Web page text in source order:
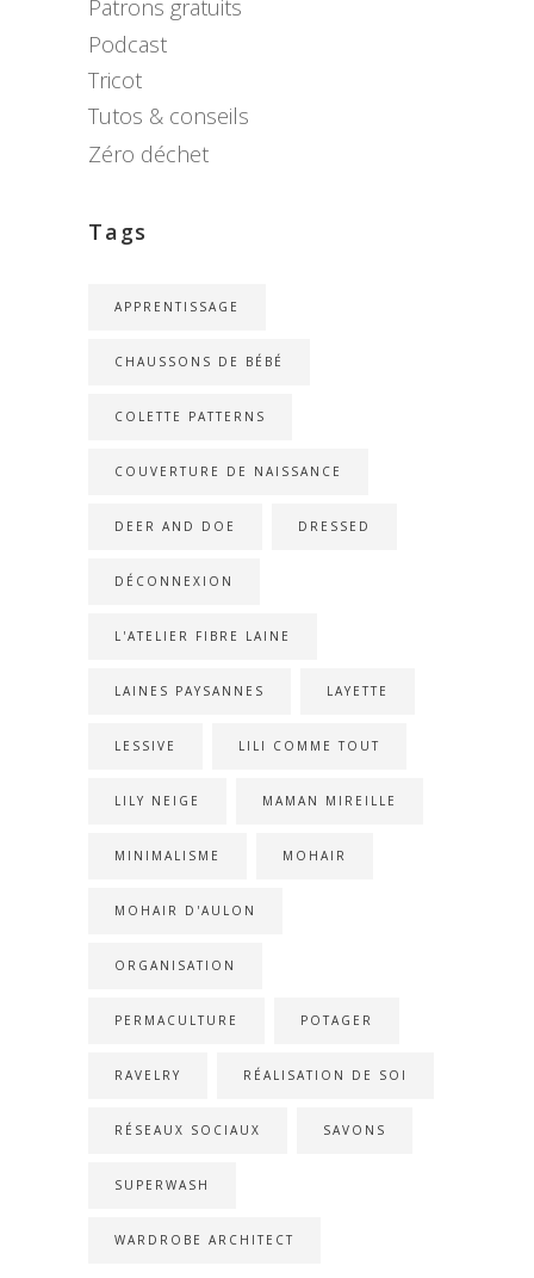
Patrons gratuits
Podcast
Tricot
Tutos & conseils
Zéro déchet
Tags
APPRENTISSAGE
CHAUSSONS DE BÉBÉ
COLETTE PATTERNS
COUVERTURE DE NAISSANCE
DEER AND DOE DRESSED
DÉCONNEXION
L'ATELIER FIBRE LAINE
LAINES PAYSANNES LAYETTE
LESSIVE LILI COMME TOUT
LILY NEIGE MAMAN MIREILLE
MINIMALISME MOHAIR
MOHAIR D'AULON
ORGANISATION
PERMACULTURE POTAGER
RAVELRY RÉALISATION DE SOI
RÉSEAUX SOCIAUX SAVONS
SUPERWASH
WARDROBE ARCHITECT